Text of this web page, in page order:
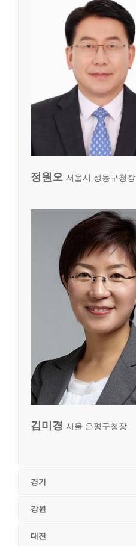
정원오 서울시 성동구청장
김미경 서울 은평구청장
경기
강원
대전